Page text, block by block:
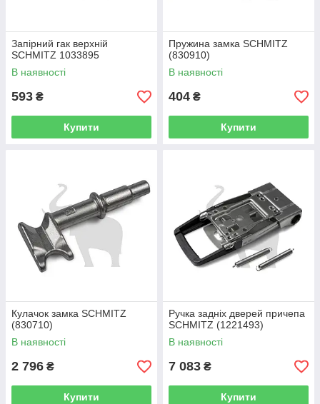
Запірний гак верхній
SCHMITZ 1033895
В наявності
593 ₴
Купити
Пружина замка SCHMITZ
(830910)
В наявності
404 ₴
Купити
Кулачок замка SCHMITZ
(830710)
В наявності
2 796 ₴
Купити
Ручка задніх дверей причепа
SCHMITZ (1221493)
В наявності
7 083 ₴
Купити